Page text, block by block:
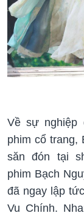
Về sự nghiệp
phim cổ trang,
săn đón tại
phim Bạch
đã ngay lập
Vu Chính.